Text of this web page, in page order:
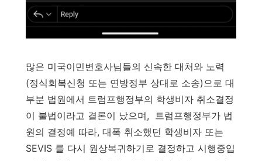
많은 미국이민변호사님들의 신속한 대처와 노력
(정식회복신청 또는 연방정부 상대로 소송)으로 대
부분 법원에서 트럼프행정부의 학생비자 취소결정
이 불법이라고 결론이 났으며, 트럼프행정부가 법
원의 결정예 따라, 대폭 취소했던 학생비자 또는
SEVIS 를 다시 원상복귀하기로 결정하고 시행중입